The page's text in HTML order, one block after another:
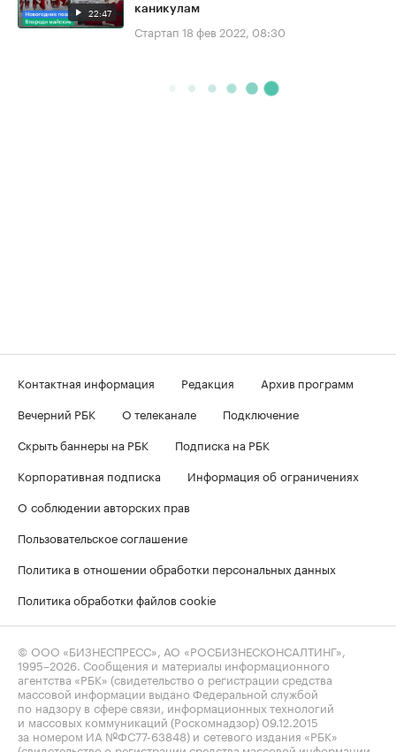
22:47
каникулам
Стартап 18 фев 2022, 08:30
Контактная информация Редакция
Архив программ
Вечерний РБК
О телеканале
Подключение
Скрыть баннеры на РБК
Подписка на РБК
Корпоративная подписка
Информация об ограничениях
О соблюдении авторских прав
Пользовательское соглашение
Политика в отношении обработки персональных данных
Политика обработки файлов cookie
© ООО «БИЗНЕСПРЕСС», АО «РОСБИЗНЕСКОНСАЛТИНГ»,
1995–2026 . Сообщения и материалы информационного
агентства «РБК» (свидетельство о регистрации средства
массовой информации выдано Федеральной службой
по надзору в сфере связи, информационных технологий
и массовых коммуникаций (Роскомнадзор) 09.12.2015
за номером ИА №ФС77-63848) и сетевого издания «РБК»